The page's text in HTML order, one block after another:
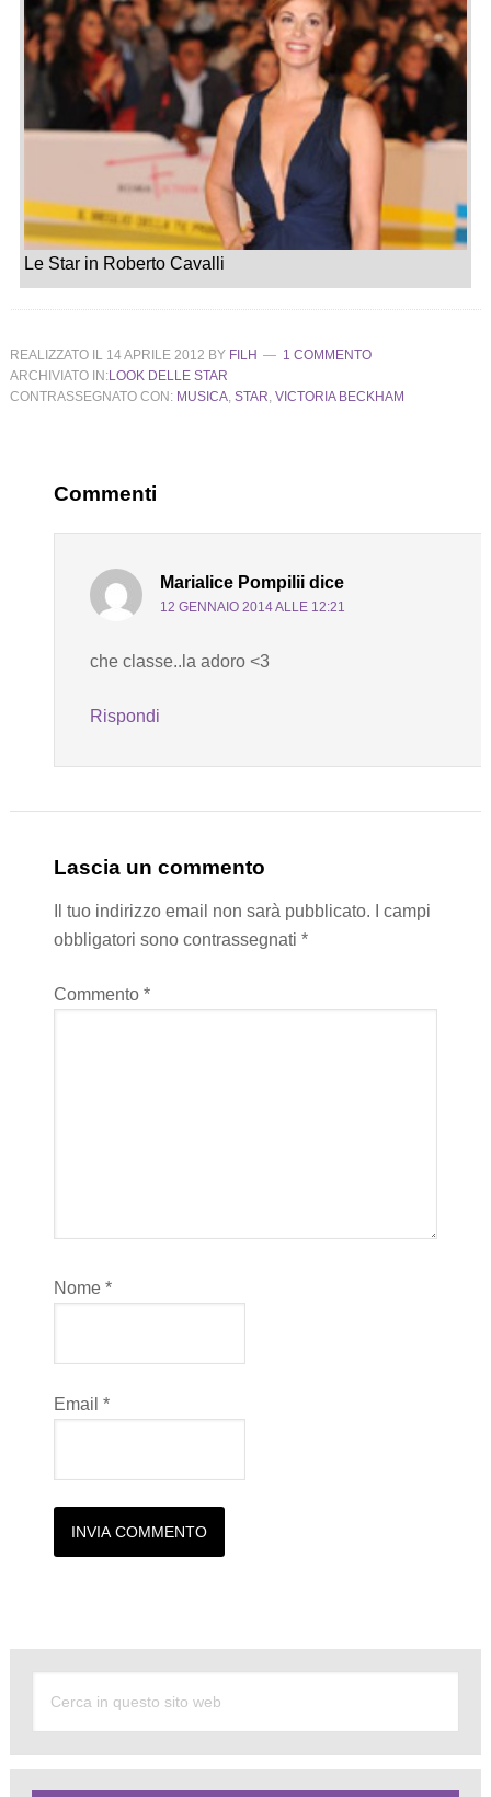
Le Star in Roberto Cavalli
REALIZZATO IL 14 APRILE 2012 BY FILH
1 COMMENTO
ARCHIVIATO IN:LOOK DELLE STAR
CONTRASSEGNATO CON: MUSICA, STAR VICTORIA BECKHAM
Commenti
Marialice Pompilii dice
12 GENNAIO 2014 ALLE 12:21
che classe..la adoro <3
Rispondi
Lascia un commento
Il tuo indirizzo email non sarà pubblicato.
I campi
obbligatori sono contrassegnati *
Commento *
Nome *
Email *